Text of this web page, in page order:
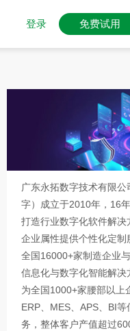
登录 免费试用
广东永拓数字技术有限公
字）成立于2010年，16
打造行业数字化软件解决
企业属性提供个性化定制
全国16000+家制造企业
信息化与数字化智能解决
为全国1000+家腰部以上
ERP、MES、APS、BI等
务，整体客户产值超过